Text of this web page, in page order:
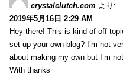
crystalclutch.com より:
2019年5月16日 2:29 AM
Hey there! This is kind of off
set up your own blog? I’m not
about making my own but I’m
With thanks